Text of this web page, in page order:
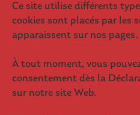
Ce site utilise différents
cookies sont placés par les
apparaissent sur nos pages.
À tout moment, vous
consentement dès la
sur notre site Web.